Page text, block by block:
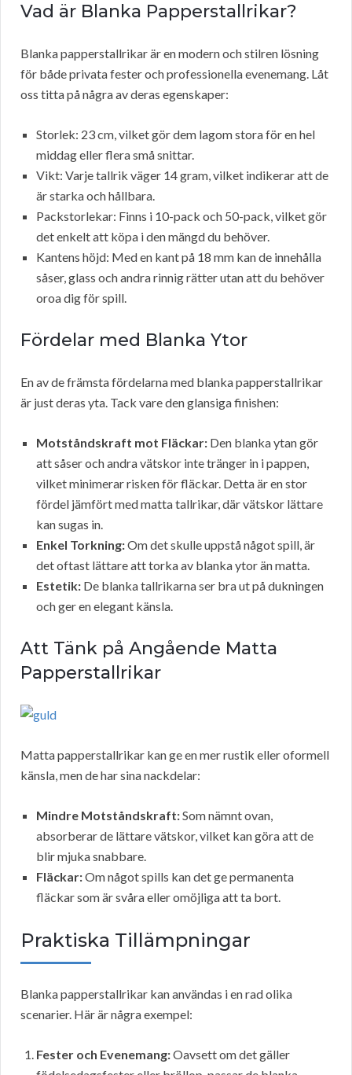
Vad är Blanka Papperstallrikar?
Blanka papperstallrikar är en modern och stilren lösning
för både privata fester och professionella evenemang. Låt
oss titta på några av deras egenskaper:
Storlek: 23 cm, vilket gör dem lagom stora för en hel
middag eller flera små snittar.
Vikt: Varje tallrik väger 14 gram, vilket indikerar att de
är starka och hållbara.
Packstorlekar: Finns i 10-pack och 50-pack, vilket gör
det enkelt att köpa i den mängd du behöver.
Kantens höjd: Med en kant på 18 mm kan de innehålla
såser, glass och andra rinnig rätter utan att du behöver
oroa dig för spill.
Fördelar med Blanka Ytor
En av de främsta fördelarna med blanka papperstallrikar
är just deras yta. Tack vare den glansiga finishen:
Motståndskraft mot Fläckar: Den blanka ytan gör
att såser och andra vätskor inte tränger in i pappen,
vilket minimerar risken för fläckar. Detta är en stor
fördel jämfört med matta tallrikar, där vätskor lättare
kan sugas in.
Enkel Torkning:Om det skulle uppstå något spill, är
det oftast lättare att torka av blanka ytor än matta.
Estetik: De blanka tallrikarna ser bra ut på dukningen
och ger en elegant känsla.
Att Tänk på Angående Matta
Papperstallrikar
Matta papperstallrikar kan ge en mer rustik eller oformell
känsla, men de har sina nackdelar:
Mindre Motståndskraft:Som nämnt ovan,
absorberar de lättare vätskor, vilket kan göra att de
blir mjuka snabbare.
Fläckar:Om något spills kan det ge permanenta
fläckar som är svåra eller omöjliga att ta bort.
Praktiska Tillämpningar
Blanka papperstallrikar kan användas i en rad olika
scenarier. Här är några exempel:
Fester och Evenemang:Oavsett om det gäller